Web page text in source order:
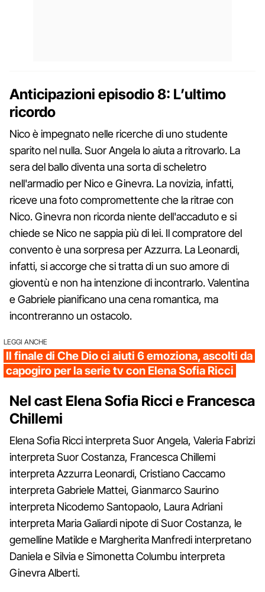
Anticipazioni episodio 8: L’ultimo
ricordo
Nico è impegnato nelle ricerche di uno studente
sparito nel nulla. Suor Angela lo aiuta a ritrovarlo. La
sera del ballo diventa una sorta di scheletro
nell'armadio per Nico e Ginevra. La novizia, infatti,
riceve una foto compromettente che la ritrae con
Nico. Ginevra non ricorda niente dell'accaduto e si
chiede se Nico ne sappia più di lei. Il compratore del
convento è una sorpresa per Azzurra. La Leonardi,
infatti, si accorge che si tratta di un suo amore di
gioventù e non ha intenzione di incontrarlo. Valentina
e Gabriele pianificano una cena romantica, ma
incontreranno un ostacolo.
LEGGI ANCHE
Il finale di Che Dio ci aiuti 6 emoziona, ascolti da
capogiro per la serie tv con Elena Sofia Ricci
Nel cast Elena Sofia Ricci e Francesca
Chillemi
Elena Sofia Ricci interpreta Suor Angela, Valeria Fabrizi
interpreta Suor Costanza, Francesca Chillemi
interpreta Azzurra Leonardi, Cristiano Caccamo
interpreta Gabriele Mattei, Gianmarco Saurino
interpreta Nicodemo Santopaolo, Laura Adriani
interpreta Maria Galiardi nipote di Suor Costanza, le
gemelline Matilde e Margherita Manfredi interpretano
Daniela e Silvia e Simonetta Columbu interpreta
Ginevra Alberti.